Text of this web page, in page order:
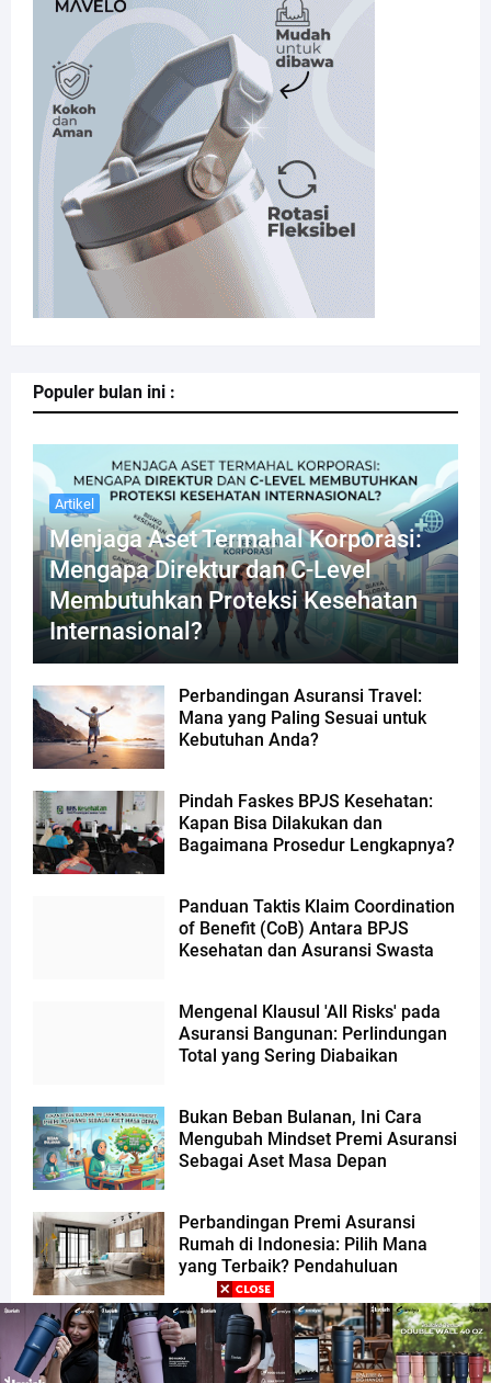
Populer bulan ini :
Artikel
Menjaga Aset Termahal Korporasi:
Mengapa Direktur dan C-Level
Membutuhkan Proteksi Kesehatan
Internasional?
Perbandingan Asuransi Travel:
Mana yang Paling Sesuai untuk
Kebutuhan Anda?
Pindah Faskes BPJS Kesehatan:
Kapan Bisa Dilakukan dan
Bagaimana Prosedur Lengkapnya?
Panduan Taktis Klaim Coordination
of Benefit (CoB) Antara BPJS
Kesehatan dan Asuransi Swasta
Mengenal Klausul 'All Risks' pada
Asuransi Bangunan: Perlindungan
Total yang Sering Diabaikan
Bukan Beban Bulanan, Ini Cara
Mengubah Mindset Premi Asuransi
Sebagai Aset Masa Depan
Perbandingan Premi Asuransi
Rumah di Indonesia: Pilih Mana
yang Terbaik? Pendahuluan